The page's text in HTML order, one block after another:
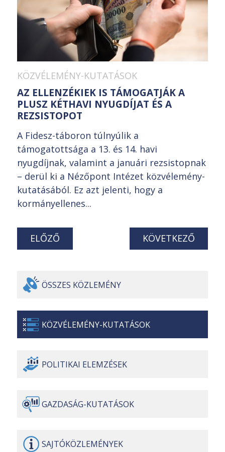
KÖZVÉLEMÉNY-KUTATÁSOK
AZ ELLENZÉKIEK IS TÁMOGATJÁK A
PLUSZ KÉTHAVI NYUGDÍJAT ÉS A
REZSISTOPOT
A Fidesz-táboron túlnyúlik a
támogatottsága a 13. és 14. havi
nyugdíjnak, valamint a januári rezsistopnak
– derül ki a Nézőpont Intézet közvélemény-
kutatásából. Ez azt jelenti, hogy a
kormányellenes...
ELŐZŐ KÖVETKEZŐ
ÖSSZES KÖZLEMÉNY
KÖZVÉLEMÉNY-KUTATÁSOK
POLITIKAI ELEMZÉSEK
GAZDASÁG-KUTATÁSOK
SAJTÓKÖZLEMÉNYEK